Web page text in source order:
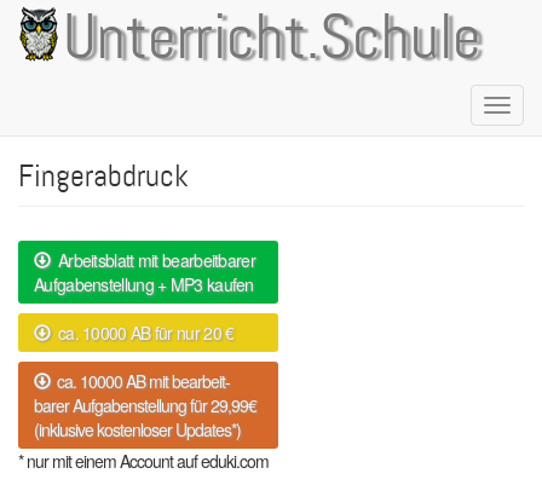
Direkt
zum
Inhalt
Unterricht.Schule
Fingerabdruck
Arbeitsblatt mit bearbeitbarer
Aufgabenstellung + MP3 kaufen
ca. 10000 AB für nur 20 €
ca. 10000 AB mit bearbeit-
barer Aufgabenstellung für 29,99€
(inklusive kostenloser Updates*)
* nur mit einem Account auf eduki.com